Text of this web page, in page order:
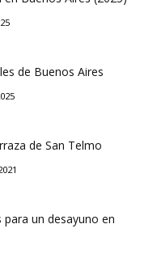
de Buenos Aires
de San Telmo
un desayuno en